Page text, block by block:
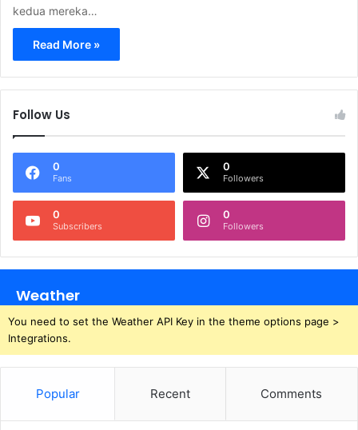
kedua mereka…
Read More »
Follow Us
0
Fans
0
Followers
0
Subscribers
0
Followers
Weather
You need to set the Weather API Key in the theme options page >
Integrations.
Popular Recent Comments